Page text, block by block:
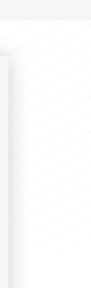
LinkedIn
par e-mail